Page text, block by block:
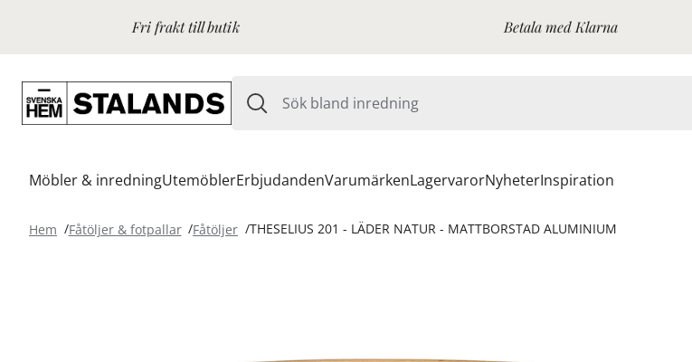
Fri frakt till butik Betala med Klarna
Möbler & inredningUtemöblerErbjudandenVarumärkenLagervarorNyheterInspiration
Hem Fåtöljer & fotpallar Fåtöljer THESELIUS 201 - LÄDER NATUR - MATTBORSTAD ALUMINIUM